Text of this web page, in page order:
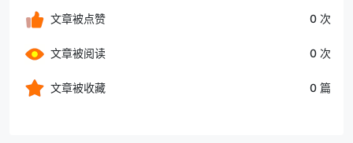
文章被点赞 0 次
文章被阅读 0 次
文章被收藏 0 篇